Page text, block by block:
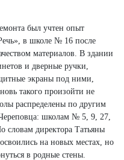
был учтен опыт
в школе № 16 после
материалов. В здании
и дверные ручки,
экраны под ними,
такого произойти не
распределены по другим
школам № 5, 9, 27,
словам директора Татьяны
на новых местах, но
в родные стены.